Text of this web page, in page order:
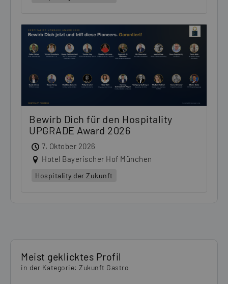
Bewirb Dich für den Hospitality
UPGRADE Award 2026
7. Oktober 2026
Hotel Bayerischer Hof München
Hospitality der Zukunft
Meist geklicktes Profil
in der Kategorie: Zukunft Gastro